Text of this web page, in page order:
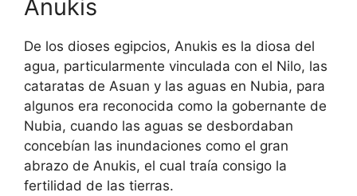
Anukis
De los dioses egipcios, Anukis es la diosa del
agua, particularmente vinculada con el Nilo, las
cataratas de Asuan y las aguas en Nubia, para
algunos era reconocida como la gobernante de
Nubia, cuando las aguas se desbordaban
concebían las inundaciones como el gran
abrazo de Anukis, el cual traía consigo la
fertilidad de las tierras.